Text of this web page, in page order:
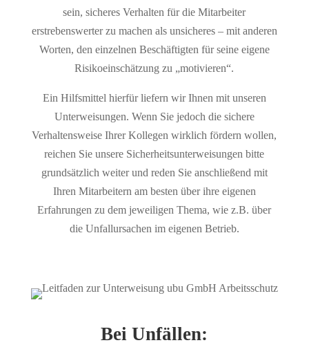
sein, sicheres Verhalten für die Mitarbeiter
erstrebenswerter zu machen als unsicheres – mit anderen
Worten, den einzelnen Beschäftigten für seine eigene
Risikoeinschätzung zu „motivieren“.
Ein Hilfsmittel hierfür liefern wir Ihnen mit unseren
Unterweisungen. Wenn Sie jedoch die sichere
Verhaltensweise Ihrer Kollegen wirklich fördern wollen,
reichen Sie unsere Sicherheitsunterweisungen bitte
grundsätzlich weiter und reden Sie anschließend mit
Ihren Mitarbeitern am besten über ihre eigenen
Erfahrungen zu dem jeweiligen Thema, wie z.B. über
die Unfallursachen im eigenen Betrieb.
Bei Unfällen: